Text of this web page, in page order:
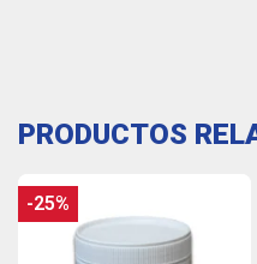
PRODUCTOS
-25%